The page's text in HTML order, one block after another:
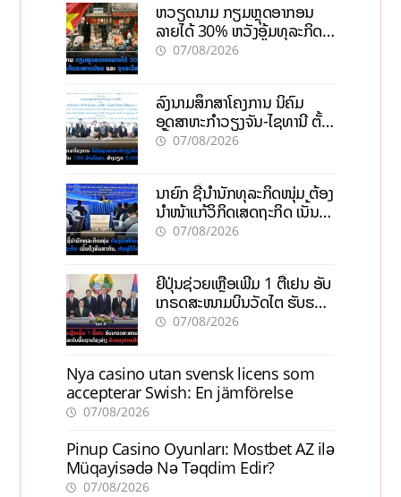
ຫວຽດນາມ ກຽມຫຼຸດອາກອນ
ລາຍໄດ້ 30% ຫວັງອູ້ມທຸລະກິດ
ຂະໜາດນ້ອຍ ແລະ ຈຸນລະ
07/08/2026
ລົງນາມສຶກສາໂຄງການ ນິຄົມ
ອຸດສາຫະກຳວຽງຈັນ-ໄຊທານີ ຕັ້ງ
ເປົ້າດຶງທຶນ 150 ລ້ານໂດລາ, ສ້າງ
07/08/2026
ນາຍົກ ຊີ້ນຳນັກທຸລະກິດໜຸ່ມ ຕ້ອງ
ນຳໜ້າແກ້ວິກິດເສດຖະກິດ ເນັ້ນດຶງ
ທຶນສາກົນ, ຫັນສູ່ດິຈິຕອນ
07/08/2026
ຍີ່ປຸ່ນຊ່ວຍເຫຼືອເພີ່ມ 1 ຕື້ເຢນ ອັບ
ເກຣດສະໜາມບິນວັດໄຕ ຮັບຮອງ
ການເຕີບໂຕ
07/08/2026
Nya casino utan svensk licens som
accepterar Swish: En jämförelse
07/08/2026
Pinup Casino Oyunları: Mostbet AZ ilə
Müqayisədə Nə Təqdim Edir?
07/08/2026